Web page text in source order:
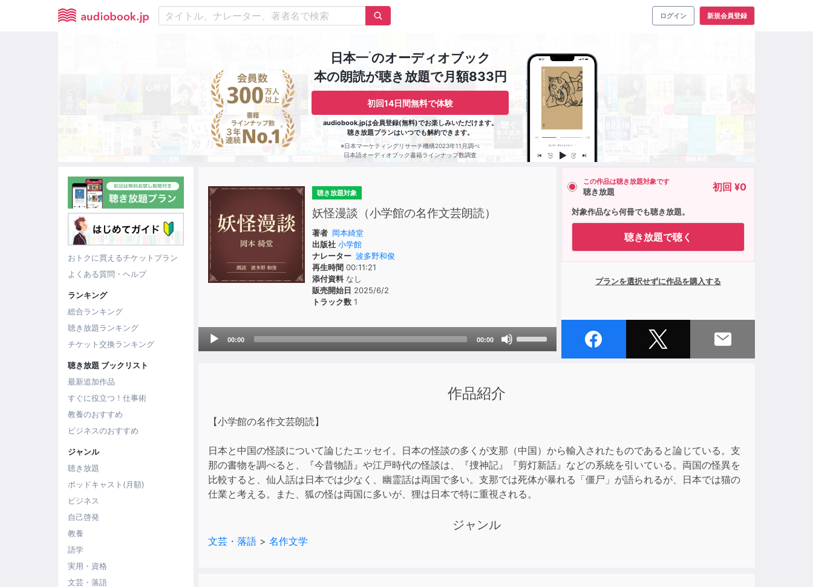
ログイン 新規会員登録
日本一※のオーディオブック
本の朗読が聴き放題で月額833円
初回14日間無料で体験
audiobook.jpは会員登録(無料)でお楽しみいただけます。
聴き放題プランはいつでも解約できます。
※日本マーケティングリサーチ機構2023年11月調べ
日本語オーディオブック書籍ラインナップ数調査
おトクに買えるチケットプラン
よくある質問・ヘルプ
ランキング
総合ランキング
聴き放題ランキング
チケット交換ランキング
聴き放題 ブックリスト
最新追加作品
すぐに役立つ！仕事術
教養のおすすめ
ビジネスのおすすめ
ジャンル
聴き放題
ポッドキャスト(月額)
ビジネス
自己啓発
教養
語学
実用・資格
文芸・落語
聴き放題対象
妖怪漫談（小学館の名作文芸朗読）
著者 岡本綺堂
出版社 小学館
ナレーター 波多野和俊
再生時間 00:11:21
添付資料なし
販売開始日 2025/6/2
トラック数 1
Audio
00:00 00:00
volume.
この作品は聴き放題対象です
聴き放題 初回 ¥0
対象作品なら何冊でも聴き放題。
聴き放題で聴く
プランを選択せずに作品を購入する
作品紹介
【小学館の名作文芸朗読】
日本と中国の怪談について論じたエッセイ。日本の怪談の多くが支那（中国）から輸入されたものであると論じている。支
那の書物を調べると、『今昔物語』や江戸時代の怪談は、『捜神記』『剪灯新話』などの系統を引いている。両国の怪異を
比較すると、仙人話は日本では少なく、幽霊話は両国で多い。支那では死体が暴れる「僵尸」が語られるが、日本では猫の
仕業と考える。また、狐の怪は両国に多いが、狸は日本で特に重視される。
ジャンル
文芸・落語 > 名作文学